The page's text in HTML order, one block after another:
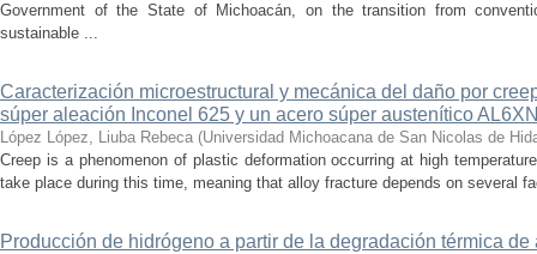
Government of the State of Michoacán, on the transition from
sustainable ...
Caracterización microestructural y mecánica del daño por
súper aleación Inconel 625 y un acero súper austenítico
López López, Liuba Rebeca (Universidad Michoacana de San Nicolas de
Creep is a phenomenon of plastic deformation occurring at high
take place during this time, meaning that alloy fracture depends on several
Producción de hidrógeno a partir de la degradación térmica